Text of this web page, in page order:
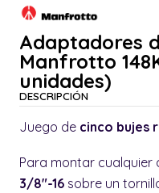
Adaptadores
Manfrotto
unidades)
DESCRIPCIÓN
Juego de cinco bujes
Para montar
3/8"-16 sobre un